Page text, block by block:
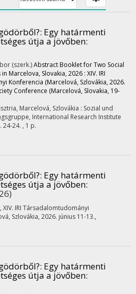
: Egy határmenti
útja a jövőben:
(szerk.)Abstract Booklet for Two Social
Marcelova, Slovakia, 2026 : XIV. IRI
Konferencia (Marcelová, Szlovákia, 2026.
Conference (Marcelová, Slovakia, 19-
Marcelová, Szlovákia : Sozial und
, International Research Institute
24-24. , 1 p.
: Egy határmenti
útja a jövőben:
, XIV. IRI Társadalomtudományi
Szlovákia, 2026. június 11-13.,
: Egy határmenti
útja a jövőben: